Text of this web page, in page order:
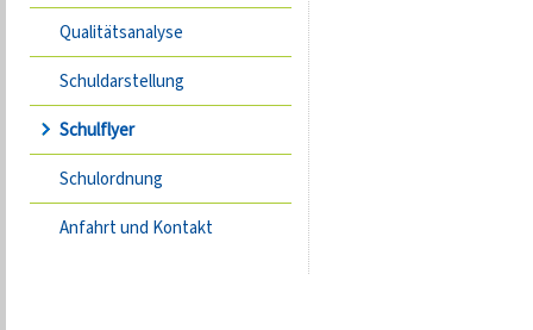
Qualitätsanalyse
Schuldarstellung
Schulflyer
Schulordnung
Anfahrt und Kontakt